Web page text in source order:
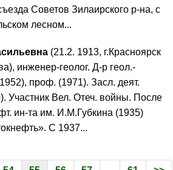
Советов Зилаирского р-на, с
лесном...
(21.2. 1913, г.Красноярск
инженер-геолог. Д-р геол.-
проф. (1971). Засл. деят.
Участник Вел. Отеч. войны. После
ин-та им. И.М.Губкина (1935)
С 1937...